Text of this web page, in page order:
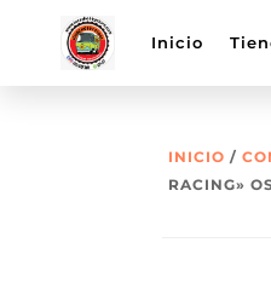
Inicio
INICIO /
RACING»